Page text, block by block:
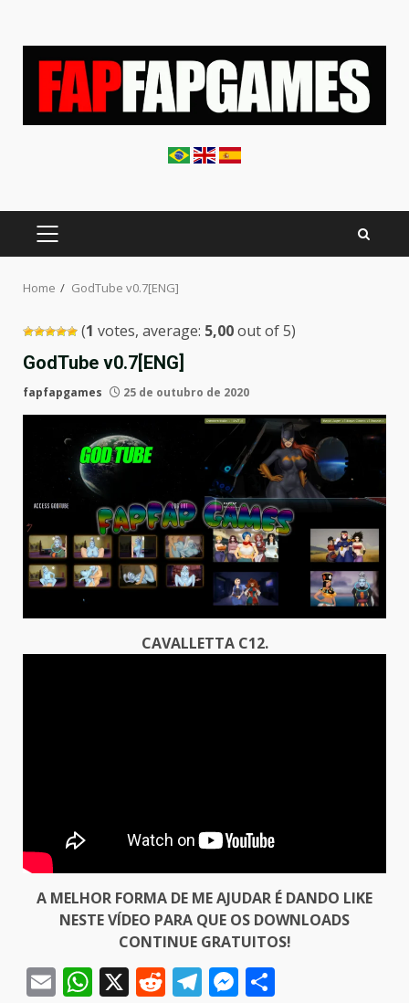
PRIMARY
MENU
Home GodTube v0.7[ENG]
(1 votes, average: 5,00out of 5)
GodTube v0.7[ENG]
fapfapgames 25 de outubro de 2020
CAVALLETTA C12.
A MELHOR FORMA DE ME AJUDAR É DANDO LIKE
NESTE VÍDEO PARA QUE OS DOWNLOADS
CONTINUE GRATUITOS!
EmailWhatsApp
X Reddit
Telegram
Messenger